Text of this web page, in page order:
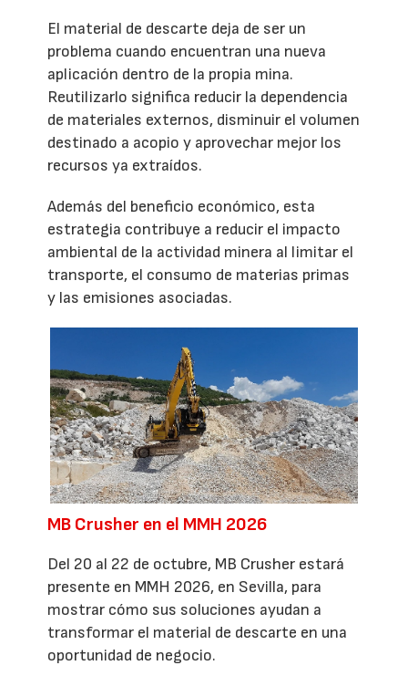
El material de descarte deja de ser un
problema cuando encuentran una nueva
aplicación dentro de la propia mina.
Reutilizarlo significa reducir la dependencia
de materiales externos, disminuir el volumen
destinado a acopio y aprovechar mejor los
recursos ya extraídos.
Además del beneficio económico, esta
estrategia contribuye a reducir el impacto
ambiental de la actividad minera al limitar el
transporte, el consumo de materias primas
y las emisiones asociadas.
MB Crusher en el MMH 2026
Del 20 al 22 de octubre, MB Crusher estará
presente en MMH 2026, en Sevilla, para
mostrar cómo sus soluciones ayudan a
transformar el material de descarte en una
oportunidad de negocio.